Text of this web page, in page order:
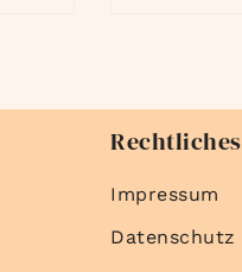
Rechtliches
Impressum
Datenschutz